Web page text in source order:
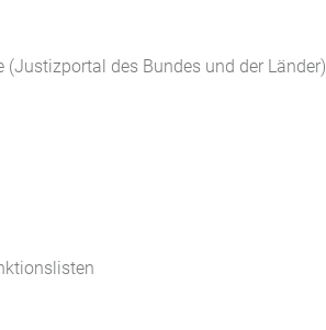
des Bundes und der Länder)